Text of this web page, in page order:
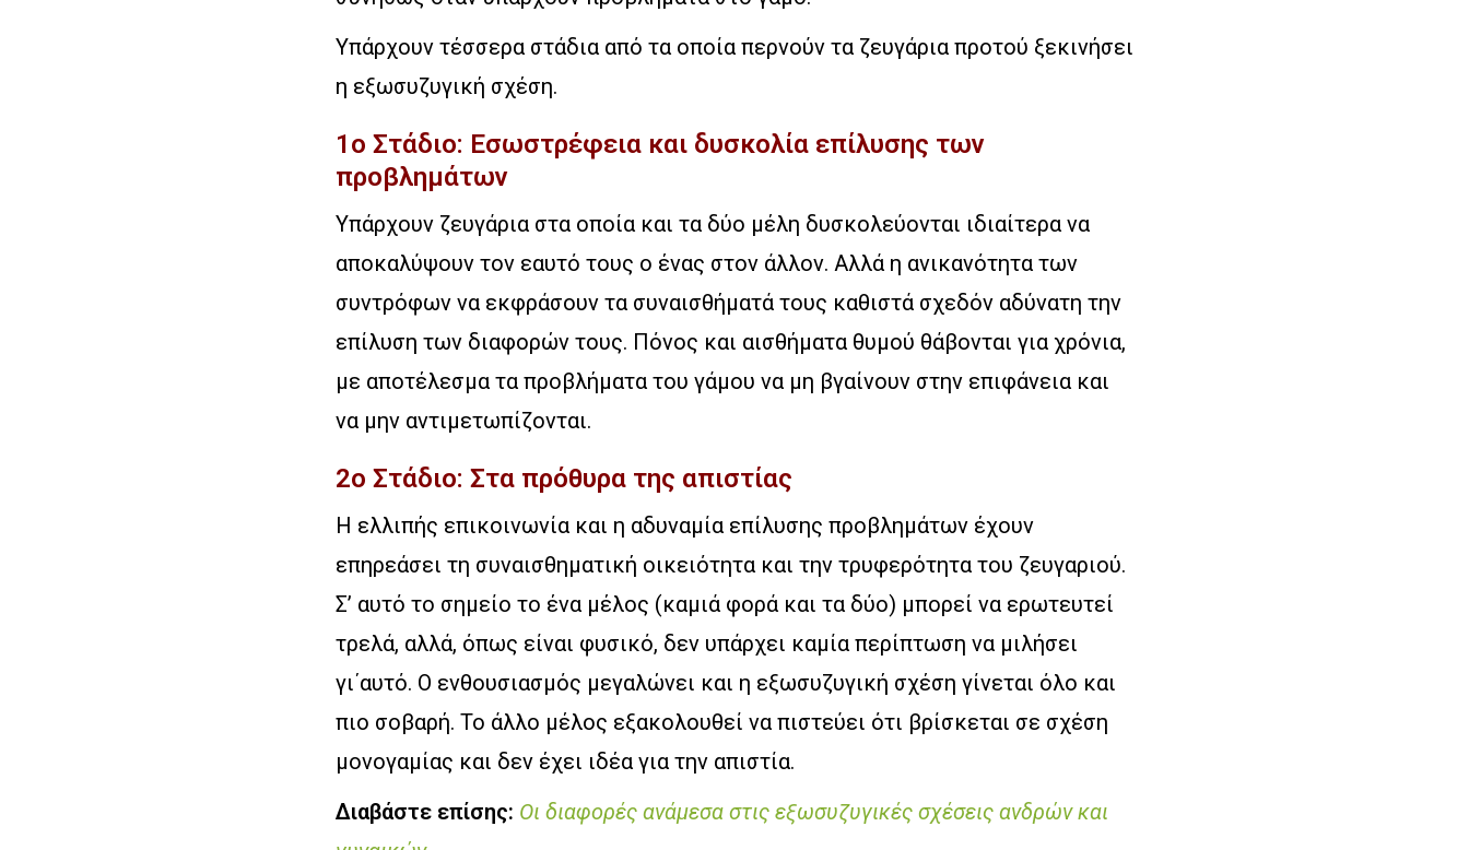
Υπάρχουν τέσσερα στάδια από τα οποία περνούν τα ζευγάρια προτού ξεκινήσει
η εξωσυζυγική σχέση.
1ο Στάδιο: Εσωστρέφεια και δυσκολία επίλυσης των
προβλημάτων
Υπάρχουν ζευγάρια στα οποία και τα δύο μέλη δυσκολεύονται ιδιαίτερα να
αποκαλύψουν τον εαυτό τους ο ένας στον άλλον. Αλλά η ανικανότητα των
συντρόφων να εκφράσουν τα συναισθήματά τους καθιστά σχεδόν αδύνατη την
επίλυση των διαφορών τους. Πόνος και αισθήματα θυμού θάβονται για χρόνια,
με αποτέλεσμα τα προβλήματα του γάμου να μη βγαίνουν στην επιφάνεια και
να μην αντιμετωπίζονται.
2ο Στάδιο: Στα πρόθυρα της απιστίας
Η ελλιπής επικοινωνία και η αδυναμία επίλυσης προβλημάτων έχουν
επηρεάσει τη συναισθηματική οικειότητα και την τρυφερότητα του ζευγαριού.
Σ’ αυτό το σημείο το ένα μέλος (καμιά φορά και τα δύο) μπορεί να ερωτευτεί
τρελά, αλλά, όπως είναι φυσικό, δεν υπάρχει καμία περίπτωση να μιλήσει
γι΄αυτό. Ο ενθουσιασμός μεγαλώνει και η εξωσυζυγική σχέση γίνεται όλο και
πιο σοβαρή. Το άλλο μέλος εξακολουθεί να πιστεύει ότι βρίσκεται σε σχέση
μονογαμίας και δεν έχει ιδέα για την απιστία.
Διαβάστε επίσης: Οι διαφορές ανάμεσα στις εξωσυζυγικές σχέσεις ανδρών και